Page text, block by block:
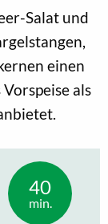
Salat und
einen
als
40
min.